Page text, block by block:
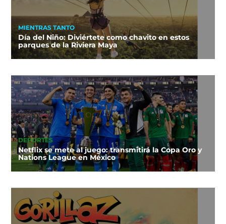
MIENTRAS TANTO
Día del Niño: Diviértete como chavito en estos
parques de la Riviera Maya
DEPORTES
Netflix se mete al juego: transmitirá la Copa Oro y
Nations League en México